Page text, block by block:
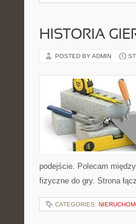
HISTORIA
POSTED BY ADMIN
podejście. Polecam
fizyczne do gry. Strona
CATEGORIES: